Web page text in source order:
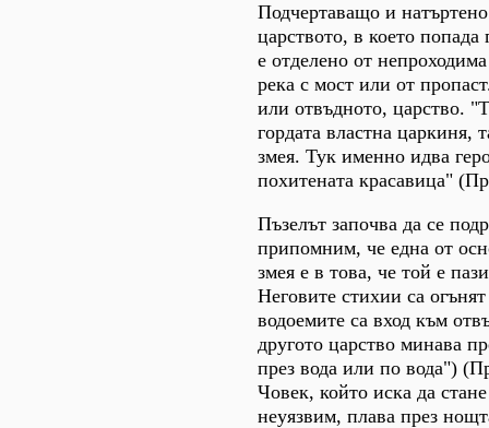
Подчертаващо и
царството, в което попада
е отделено от
река с мост или от
или отвъдното, царство.
гордата властна царкиня,
змея. Тук именно идва
похитената красавица"
Пъзелът започва да се
припомним, че една от
змея е в това, че той е
Неговите стихии са
водоемите са вход към
другото царство минава
през вода или по вода")
Човек, който иска да
неуязвим, плава през